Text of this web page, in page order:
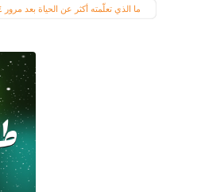
ما الذي تعلّمته أكثر عن الحياة بعد مرور ٤ سنوات على تفجير مرفأ بيروت؟